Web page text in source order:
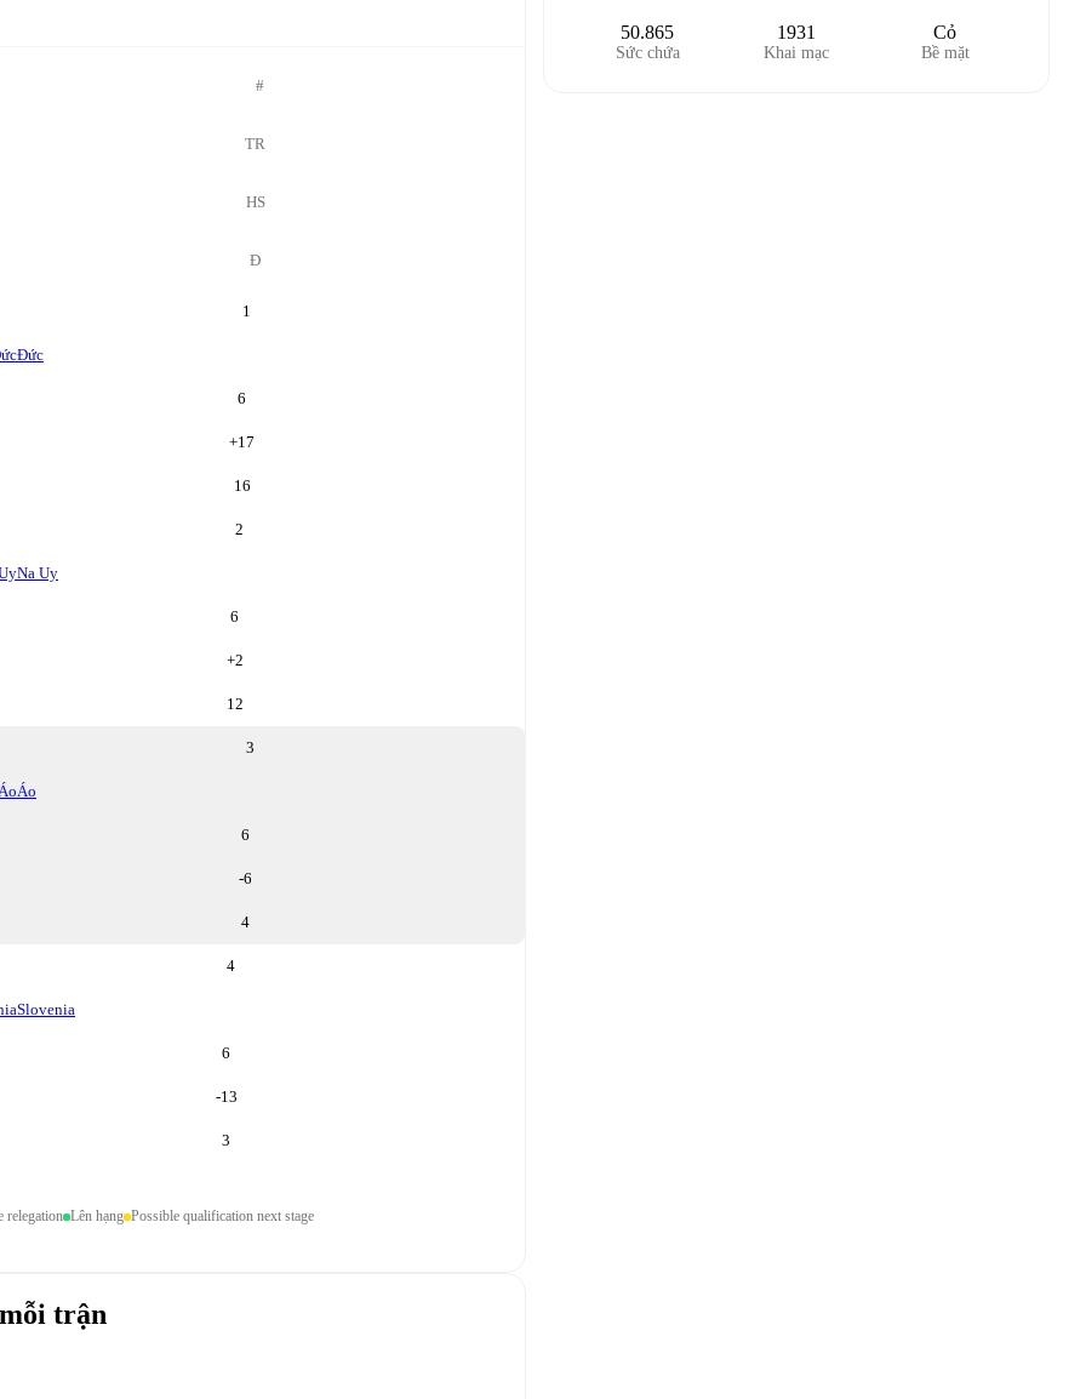
#
TR
HS
Đ
1
Đức
6
+17
16
2
Na Uy
6
+2
12
3
Áo
6
-6
4
4
Slovenia
6
-13
3
relegation Lên hạng Possible qualification next stage
trận
50.865
Sức chứa
1931
Khai mạc
Cỏ
Bề mặt